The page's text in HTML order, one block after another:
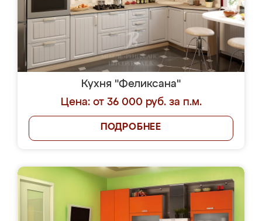
Кухня "Феликсана"
Цена: от 36 000 руб. за п.м.
ПОДРОБНЕЕ